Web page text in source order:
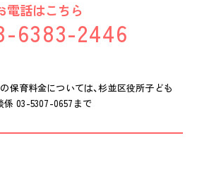
電話はこちら
6383-2446
保育料金については、杉並区役所子ども
03-5307-0657まで